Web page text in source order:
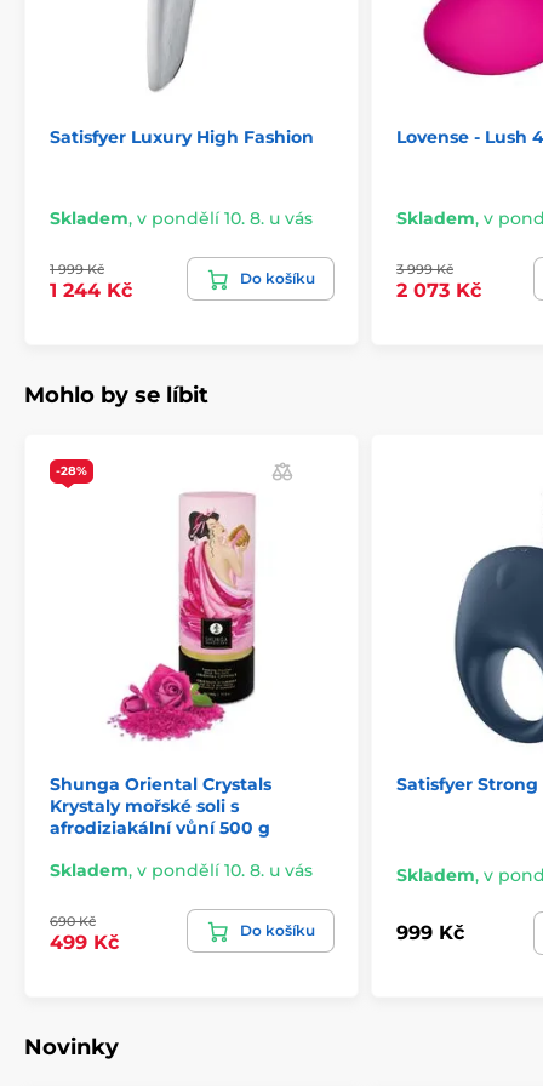
Satisfyer Luxury High Fashion
Skladem, v pondělí 10. 8. u vás
1 999 Kč
1 244 Kč
Do košíku
Lovense - Lush 4
Skladem, v
3 999 Kč
2 073 Kč
Mohlo by se líbit
-28%
Shunga Oriental Crystals
Krystaly mořské soli s
afrodiziakální vůní 500 g
Skladem, v pondělí 10. 8. u vás
690 Kč
499 Kč
Do košíku
Satisfyer Strong
Skladem, v
999 Kč
Novinky